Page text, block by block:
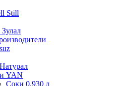
Still
YAN
Соки 0,930 л